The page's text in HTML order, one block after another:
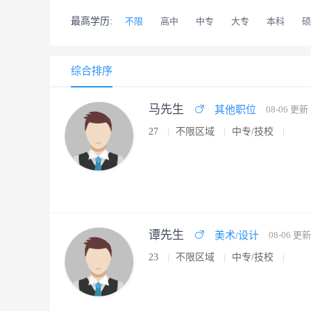
最高学历: 不限 高中 中专 大专 本科
综合排序
马先生 其他职位 08-06 更新
27 不限区域 中专/技校
谭先生 美术/设计 08-06 更新
23 不限区域 中专/技校